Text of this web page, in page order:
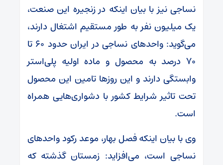
نساجی نیز با بیان اینکه در زنجیره این صنعت،
یک میلیون نفر به طور مستقیم اشتغال دارند،
می‌گوید: واحدهای نساجی در ایران حدود ۶۰ تا
۷۰ درصد به محصول و ماده اولیه پلی‌استر
وابستگی دارند و این روزها تامین این محصول
تحت تاثیر شرایط کشور با دشواری‌هایی همراه
است.
وی با بیان اینکه فصل بهار، موعد رکود واحدهای
نساجی است، می‌افزاید: زمستان گذشته که